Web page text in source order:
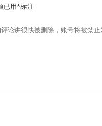
已用*标注